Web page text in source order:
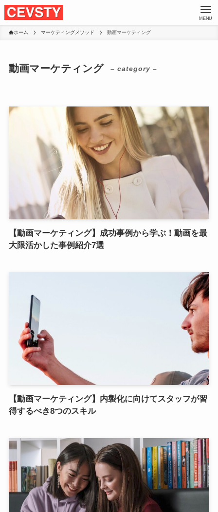
MENU
ホーム マーケティングメソッド 動画マーケティング
動画マーケティング – category –
【動画マーケティング】成功事例から学ぶ！動画を最
大限活かした事例紹介7選
【動画マーケティング】内製化に向けてスタッフが習
得するべき8つのスキル